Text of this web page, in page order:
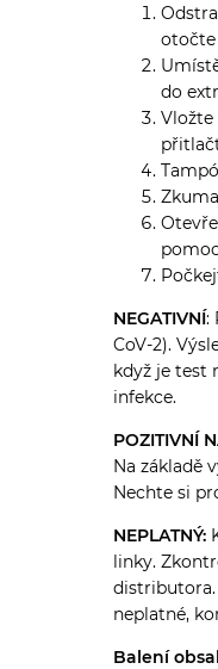
do
NEGATIVNÍ:
CoV-2).
když je test
infekce.
POZITIVNÍ
Na základě
Nechte si
NEPLATNÝ:
linky.
distributora.
neplatné,
Balení